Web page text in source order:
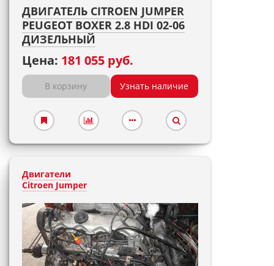
ДВИГАТЕЛЬ CITROEN JUMPER
PEUGEOT BOXER 2.8 HDI 02-06
ДИЗЕЛЬНЫЙ
Цена: 181 055 руб.
В корзину Узнать наличие
Двигатели
Citroen Jumper